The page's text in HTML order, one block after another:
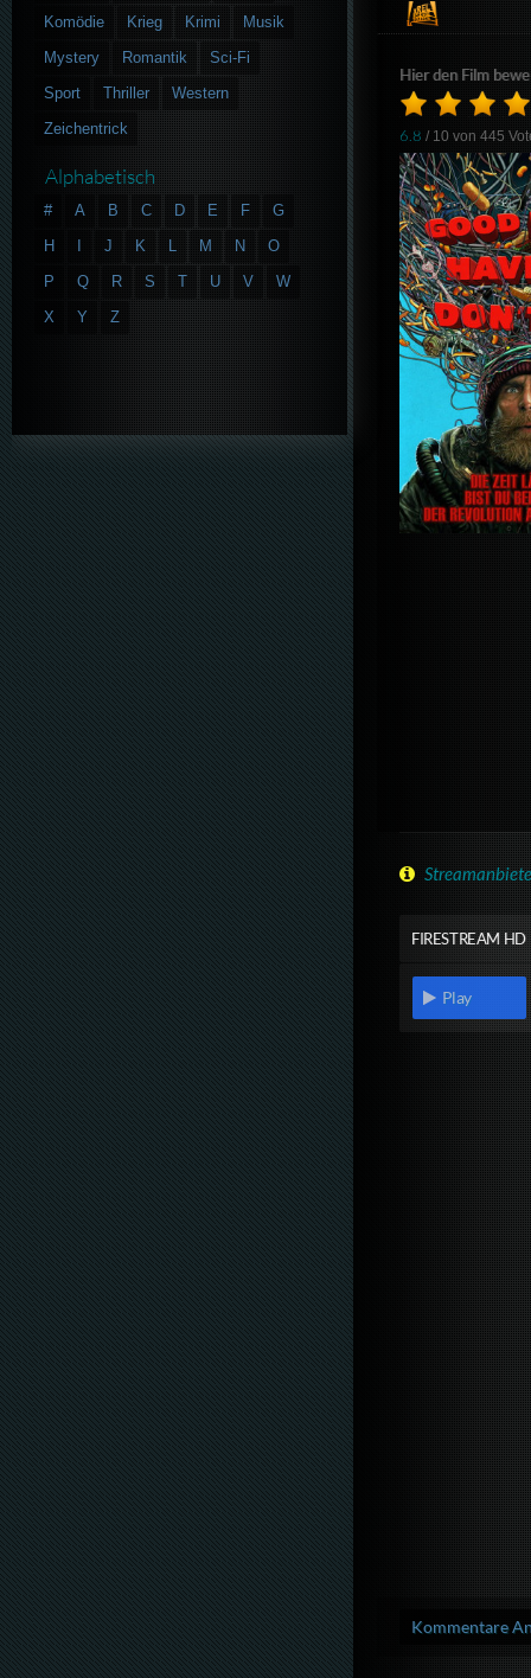
Hier den Film
6.8 / 10 von445
FIRESTREAM HD
Play
Kommentare
Komödie
Krieg Krimi
Musik
Mystery
Romantik
Sci-Fi
Sport
Thriller
Western
Zeichentrick
Alphabetisch
# A B C D E F
G
H
J K L M N
O
P
Q R S T U V
W
X
Y Z